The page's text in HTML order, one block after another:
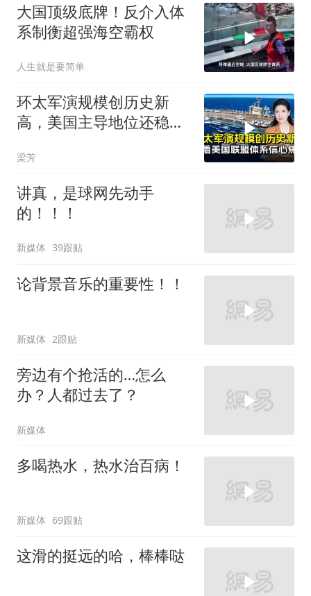
大国顶级底牌！反介入体
系制衡超强海空霸权
人生就是要简单
环太军演规模创历史新
高，美国主导地位还稳得
梁芳
讲真，是球网先动手
的！！！
新媒体 39跟贴
论背景音乐的重要性！！
新媒体 2跟贴
旁边有个抢活的…怎么
办？人都过去了？
新媒体
多喝热水，热水治百病！
新媒体 69跟贴
这滑的挺远的哈，棒棒哒